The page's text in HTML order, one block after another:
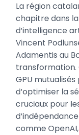
La région
chapitre dans
d’intelligence
Vincent
Adamentis au
GPU
d’optimiser la
cruciaux pour
comme